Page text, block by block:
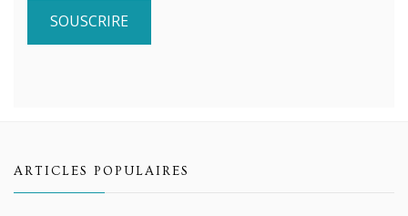
ARTICLES POPULAIRES